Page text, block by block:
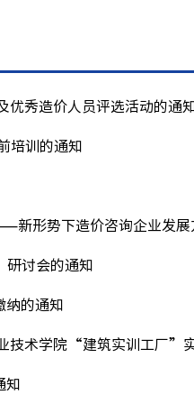
优秀造价人员评选活动的通知
培训的通知
形势下造价咨询企业发展
讨会的通知
纳的通知
技术学院“建筑实训工厂”
知